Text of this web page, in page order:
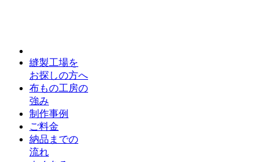
縫製工場を
お探しの方へ
布もの工房の
強み
制作事例
ご料金
納品までの
流れ